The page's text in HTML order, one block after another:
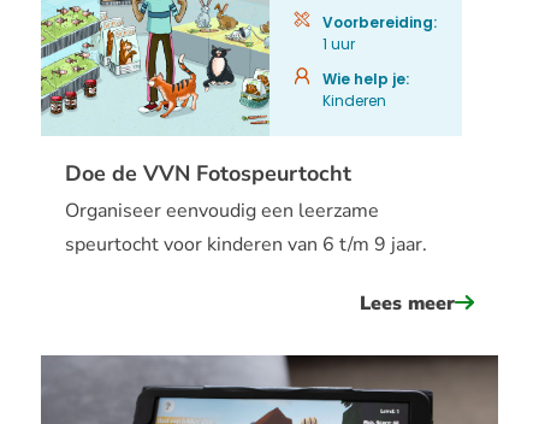
Doe de VVN Fotospeurtocht
Organiseer eenvoudig een leerzame
speurtocht voor kinderen van 6 t/m 9 jaar.
Lees meerover
de
Voorbereiding:
1 uur
Wie help je:
Kinderen